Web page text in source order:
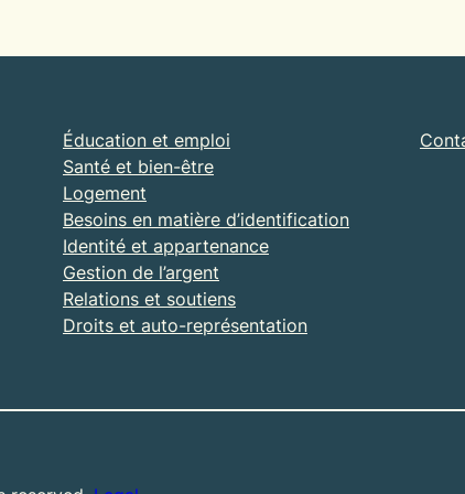
Éducation et emploi
Santé et bien-être
Logement
Besoins en matière d’identification
Identité et appartenance
Gestion de l’argent
Relations et soutiens
Droits et auto-représentation